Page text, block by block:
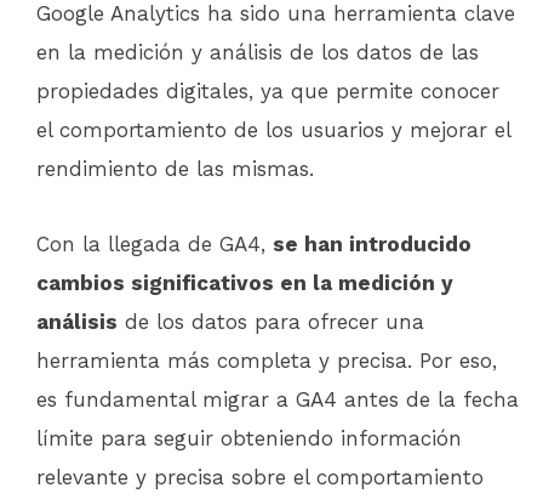
Google Analytics ha sido una herramienta clave
en la medición y análisis de los datos de las
propiedades digitales, ya que permite conocer
el comportamiento de los usuarios y mejorar el
rendimiento de las mismas.
Con la llegada de GA4, se han introducido
cambios significativos en la medición y
análisis de los datos para ofrecer una
herramienta más completa y precisa. Por eso,
es fundamental migrar a GA4 antes de la fecha
límite para seguir obteniendo información
relevante y precisa sobre el comportamiento